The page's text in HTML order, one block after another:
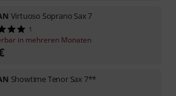
Virtuoso Soprano Sax 7
1
in mehreren Monaten
Showtime Tenor Sax 7**